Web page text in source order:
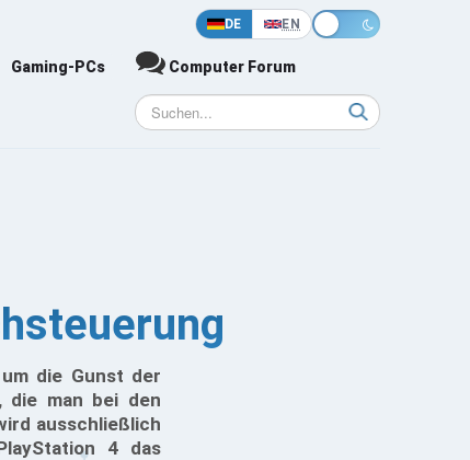
DE EN
Gaming-PCs Computer Forum
die Gunst der
die man bei den
ausschließlich
4 das